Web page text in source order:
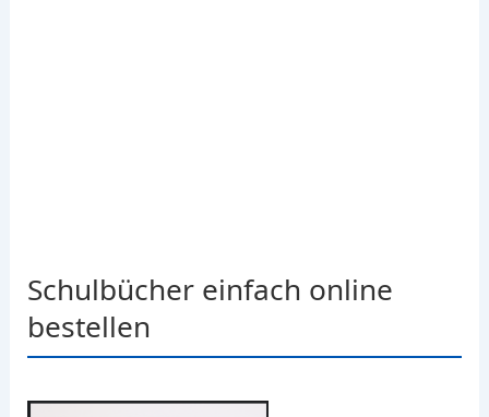
Schulbücher einfach online
bestellen